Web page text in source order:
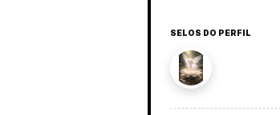
SELOS DO PERFIL